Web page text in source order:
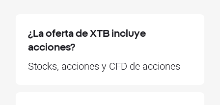
¿La oferta de XTB incluye
acciones?
Stocks, acciones y CFD de acciones